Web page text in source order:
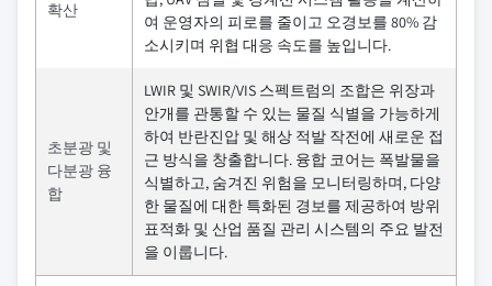
확산
여 운영자의 피로를 줄이고 오경보를 80% 감
소시키며 위협 대응 속도를 높입니다.
초분광 및
다분광 융
합
LWIR 및 SWIR/VIS 스펙트럼의 조합은 위장과
안개를 관통할 수 있는 물질 식별을 가능하게
하여 반란진압 및 해상 적발 작전에 새로운 접
근 방식을 창출합니다. 융합 코어는 폭발물을
식별하고, 숨겨진 위험을 모니터링하며, 다양
한 물질에 대한 특화된 경보를 제공하여 방위
표적화 및 산업 품질 관리 시스템의 주요 발전
을 이룹니다.